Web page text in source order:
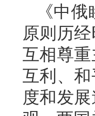
《中
原则历
互相尊
互利、
度和发